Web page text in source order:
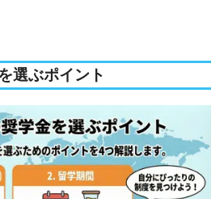
選ぶポイント